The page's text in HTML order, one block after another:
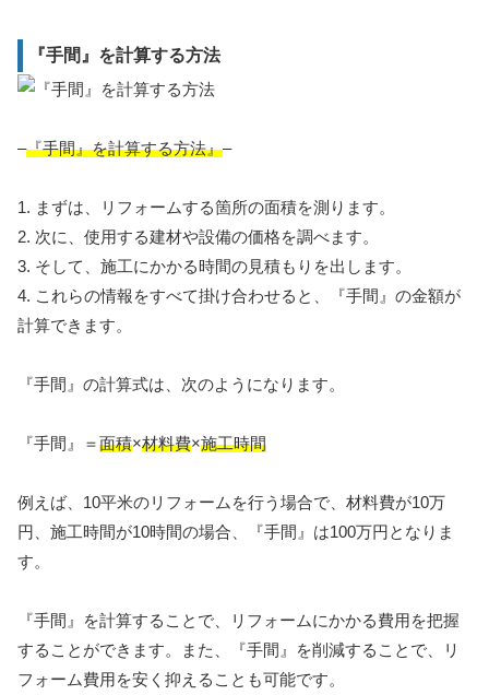
『手間』を計算する方法
–『手間』を計算する方法』–
1. まずは、リフォームする箇所の面積を測ります。
2. 次に、使用する建材や設備の価格を調べます。
3. そして、施工にかかる時間の見積もりを出します。
4. これらの情報をすべて掛け合わせると、『手間』の金額が
計算できます。
『手間』の計算式は、次のようになります。
『手間』＝面積×材料費×施工時間
例えば、10平米のリフォームを行う場合で、材料費が10万
円、施工時間が10時間の場合、『手間』は100万円となりま
す。
『手間』を計算することで、リフォームにかかる費用を把握
することができます。また、『手間』を削減することで、リ
フォーム費用を安く抑えることも可能です。